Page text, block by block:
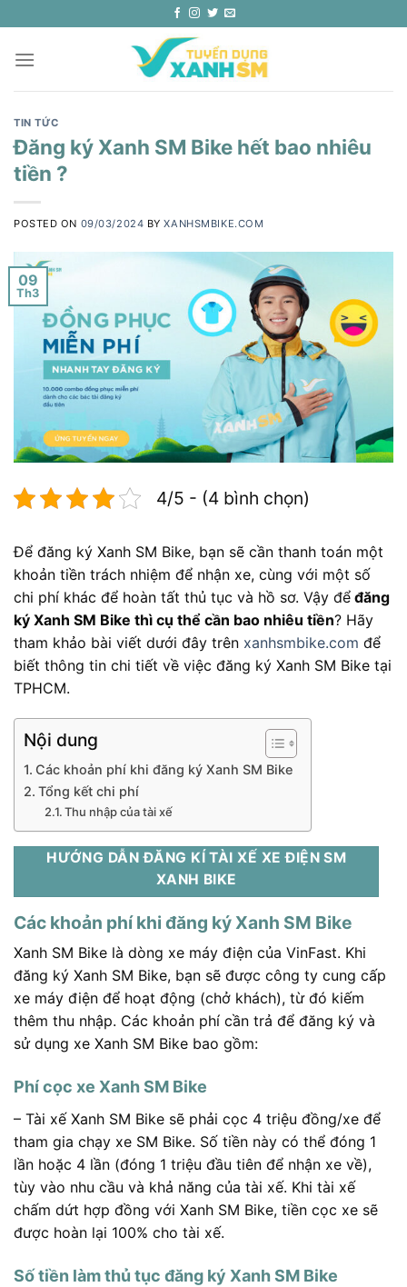
to
content
TIN TỨC
Đăng ký Xanh SM Bike hết bao nhiêu
tiền ?
POSTED ON 09/03/2024 BYXANHSMBIKE.COM
09
Th3
4/5 - (4 bình chọn)
Để đăng ký Xanh SM Bike, bạn sẽ cần thanh toán một
khoản tiền trách nhiệm để nhận xe, cùng với một số
chi phí khác để hoàn tất thủ tục và hồ sơ. Vậy để đăng
ký Xanh SM Bike thì cụ thể cần bao nhiêu tiền? Hãy
tham khảo bài viết dưới đây trên xanhsmbike.com để
biết thông tin chi tiết về việc đăng ký Xanh SM Bike tại
TPHCM.
Nội dung
Các khoản phí khi đăng ký Xanh SM Bike
Tổng kết chi phí
Thu nhập của tài xế
HƯỚNG DẪN ĐĂNG KÍ TÀI XẾ XE ĐIỆN SM
XANH BIKE
Các khoản phí khi đăng ký Xanh SM Bike
Xanh SM Bike là dòng xe máy điện của VinFast. Khi
đăng ký Xanh SM Bike, bạn sẽ được công ty cung cấp
xe máy điện để hoạt động (chở khách), từ đó kiếm
thêm thu nhập. Các khoản phí cần trả để đăng ký và
sử dụng xe Xanh SM Bike bao gồm:
Phí cọc xe Xanh SM Bike
– Tài xế Xanh SM Bike sẽ phải cọc 4 triệu đồng/xe để
tham gia chạy xe SM Bike. Số tiền này có thể đóng 1
lần hoặc 4 lần (đóng 1 triệu đầu tiên để nhận xe về),
tùy vào nhu cầu và khả năng của tài xế. Khi tài xế
chấm dứt hợp đồng với Xanh SM Bike, tiền cọc xe sẽ
được hoàn lại 100% cho tài xế.
Số tiền làm thủ tục đăng ký Xanh SM Bike